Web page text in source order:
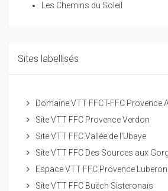
Les Chemins du Soleil
Sites labellisés
Domaine VTT FFCT-FFC Provence
Site VTT FFC Provence Verdon
Site VTT FFC Vallée de l'Ubaye
Site VTT FFC Des Sources aux
Espace VTT FFC Provence
Site VTT FFC Buëch Sisteronais